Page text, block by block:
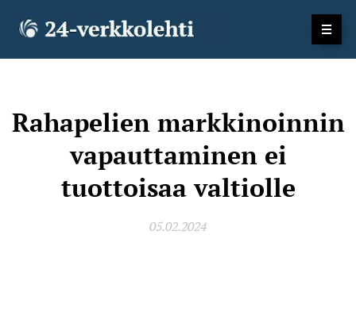
Rahapelien markkinoinnin
vapauttaminen ei
tuottoisaa valtiolle
05.02.2024